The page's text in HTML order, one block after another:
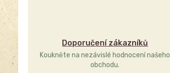
Doporučení zákazníků
Koukněte na nezávislé hodnocení našeho
obchodu.